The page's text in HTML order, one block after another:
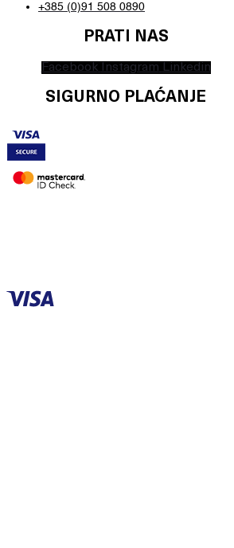
+385 (0)91 508 0890
PRATI NAS
Facebook Instagram Linkedin
SIGURNO PLAĆANJE